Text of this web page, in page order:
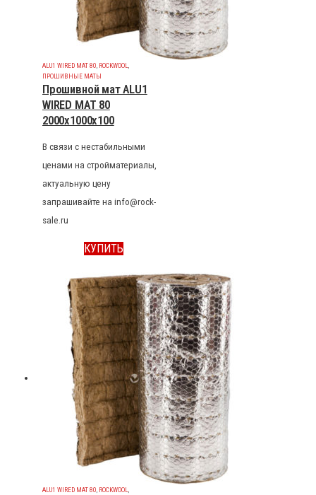
ALU1 WIRED MAT 80 ROCKWOOL
ПРОШИВНЫЕ МАТЫ
Прошивной мат ALU1
WIRED MAT 80
2000x1000x100
В связи с нестабильными
ценами на стройматериалы,
актуальную цену
запрашивайте на info@rock-
sale.ru
КУПИТЬ
ALU1 WIRED MAT 80 ROCKWOOL